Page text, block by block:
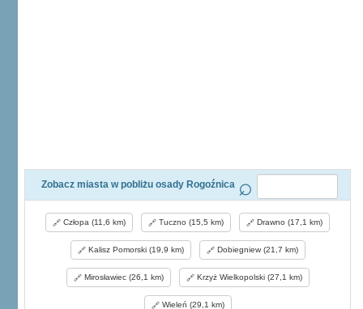
Zobacz miasta w pobliżu osady Rogoźnica
Człopa (11,6 km) Tuczno (15,5 km) Drawno (17,1 km)
Kalisz Pomorski (19,9 km) Dobiegniew (21,7 km)
Mirosławiec (26,1 km) Krzyż Wielkopolski (27,1 km)
Wieleń (29,1 km)